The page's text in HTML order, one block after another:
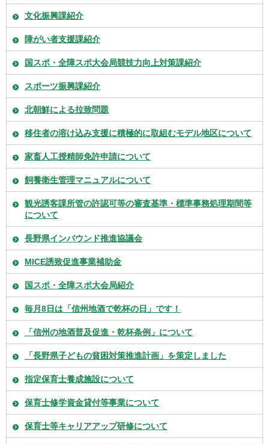
文化振興課紹介
障がい者支援課紹介
国スポ・全障スポ大会局競技力向上対策課紹介
スポーツ振興課紹介
北朝鮮による拉致問題
移住者の溶け込み支援に積極的に取組むモデル地区について
家畜人工授精師免許申請について
飼養衛生管理マニュアルについて
観光誘客課所管の許認可等の審査基準・標準事務処理期間等
について
長野県インバウンド推進協議会
MICE誘致促進事業補助金
国スポ・全障スポ大会局紹介
毎月8日は「信州地酒で乾杯の日」です！
「信州の地酒普及促進・乾杯条例」について
「長野県子どもの貧困対策推進計画」を策定しました
指定保育士養成施設について
保育士修学資金貸付等事業について
保育士等キャリアアップ研修について